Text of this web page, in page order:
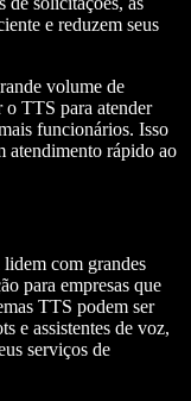
e reduzem seus
volume de
o TTS para atender
funcionários. Isso
atendimento rápido ao
com grandes
para empresas que
TTS podem ser
e assistentes de voz,
serviços de